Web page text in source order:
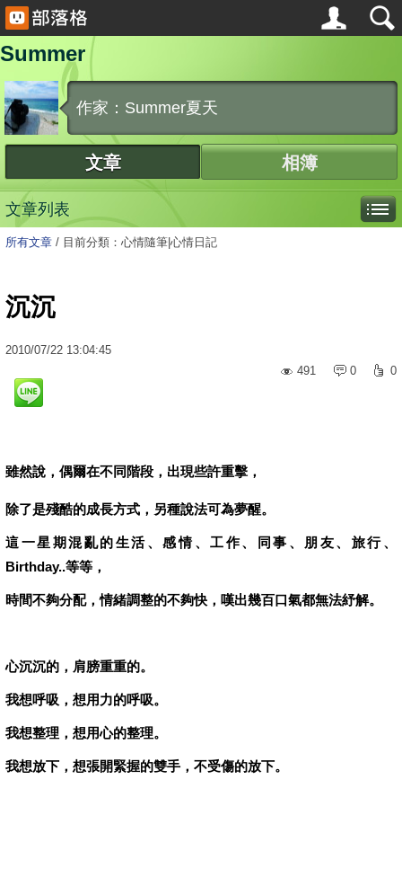
Summer
作家：Summer夏天
文章 相簿
文章列表
所有文章 / 目前分類：心情隨筆|心情日記
沉沉
2010/07/22 13:04:45
491
0 0
雖然說，偶爾在不同階段，出現些許重擊，
除了是殘酷的成長方式，另種說法可為夢醒。
這一星期混亂的生活、感情、工作、同事、朋友、旅行、
Birthday..等等，
時間不夠分配，情緒調整的不夠快，嘆出幾百口氣都無法紓解。
心沉沉的，肩膀重重的。
我想呼吸，想用力的呼吸。
我想整理，想用心的整理。
我想放下，想張開緊握的雙手，不受傷的放下。